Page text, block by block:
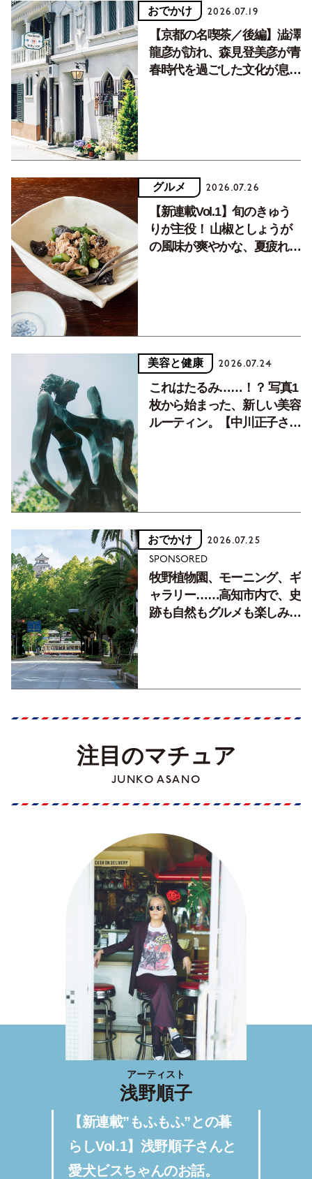
おでかけ 2026.07.19
【京都の名喫茶／後編】澁澤
龍彦が訪れ、森見登美彦が青
春時代を過ごした文化が息づ
グルメ 2026.07.26
【新連載Vol.1】旬のきゅう
りが主役！ 山椒としょうが
の風味が爽やかな、夏疲れを
美容と健康 2026.07.24
これはたるみ……！？ 写真1
枚から始まった、新しい美容
ルーティン。【中川正子さん
おでかけ 2026.07.25
SPONSORED
牧野植物園、モーニング、ギ
ャラリー……高知市内で、史
跡も自然もグルメも楽しみ尽
注目のマチュア
JUNKO ASANO
アーティスト
浅野順子
【新連載”もふもふ”との暮
らしVol.1】浅野順子さんと
愛犬ビスちゃんのお話。